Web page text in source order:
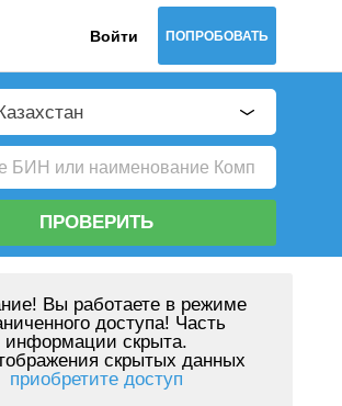
Войти ПОПРОБОВАТЬ
ПРОВЕРИТЬ
Вы работаете в режиме
доступа! Часть
информации скрыта.
скрытых данных
приобретите доступ